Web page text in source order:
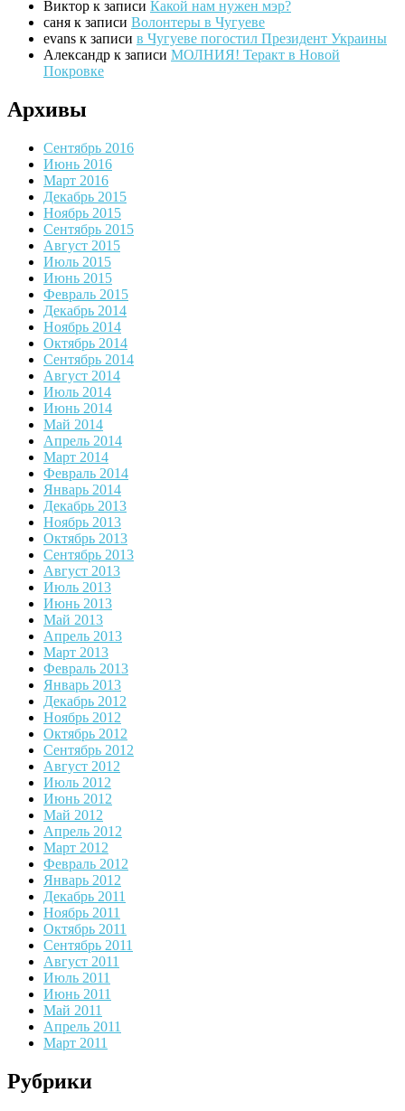
Виктор к записи Какой нам нужен мэр?
саня к записи Волонтеры в Чугуеве
evans к записи в Чугуеве погостил Президент Украины
Александр к записи МОЛНИЯ! Теракт в Новой
Покровке
Архивы
Сентябрь 2016
Июнь 2016
Март 2016
Декабрь 2015
Ноябрь 2015
Сентябрь 2015
Август 2015
Июль 2015
Июнь 2015
Февраль 2015
Декабрь 2014
Ноябрь 2014
Октябрь 2014
Сентябрь 2014
Август 2014
Июль 2014
Июнь 2014
Май 2014
Апрель 2014
Март 2014
Февраль 2014
Январь 2014
Декабрь 2013
Ноябрь 2013
Октябрь 2013
Сентябрь 2013
Август 2013
Июль 2013
Июнь 2013
Май 2013
Апрель 2013
Март 2013
Февраль 2013
Январь 2013
Декабрь 2012
Ноябрь 2012
Октябрь 2012
Сентябрь 2012
Август 2012
Июль 2012
Июнь 2012
Май 2012
Апрель 2012
Март 2012
Февраль 2012
Январь 2012
Декабрь 2011
Ноябрь 2011
Октябрь 2011
Сентябрь 2011
Август 2011
Июль 2011
Июнь 2011
Май 2011
Апрель 2011
Март 2011
Рубрики